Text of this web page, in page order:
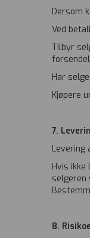
Dersom
Ved
Tilbyr
Har
Kjøpere
7.
Levering
Hvis
8.